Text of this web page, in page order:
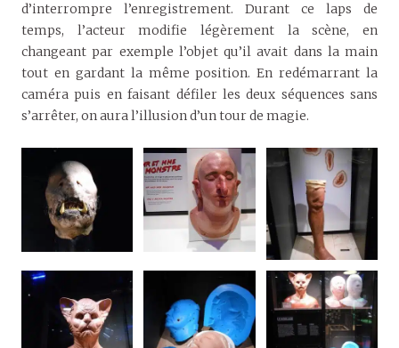
d’interrompre l’enregistrement. Durant ce laps de
temps, l’acteur modifie légèrement la scène, en
changeant par exemple l’objet qu’il avait dans la main
tout en gardant la même position. En redémarrant la
caméra puis en faisant défiler les deux séquences sans
s’arrêter, on aura l’illusion d’un tour de magie.